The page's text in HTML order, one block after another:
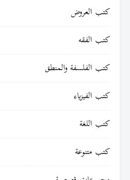
كتب العروض
كتب الفقه
كتب الفلسفة والمنطق
كتب الفيزياء
كتب اللغة
كتب متنوعة